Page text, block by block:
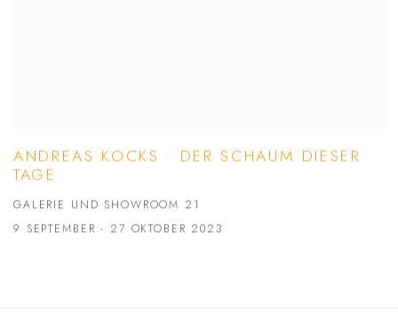
ANDREAS KOCKS • DER SCHAUM DIESER
TAGE
GALERIE UND SHOWROOM 21
9 SEPTEMBER - 27 OKTOBER 2023